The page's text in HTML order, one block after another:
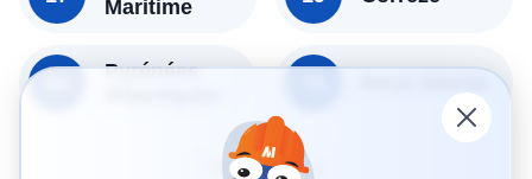
Maritime
Pyrénées
Charger plus